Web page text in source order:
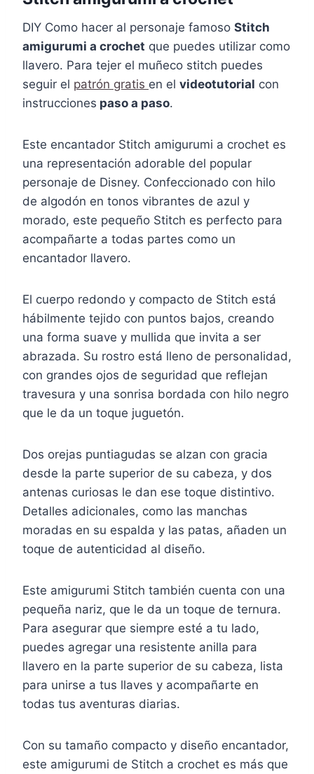
DIY Como hacer al personaje famoso Stitch
amigurumi a crochet que puedes utilizar como
llavero. Para tejer el muñeco stitch puedes
seguir el patrón gratis en el videotutorial con
instrucciones paso a paso.
Este encantador Stitch amigurumi a crochet es
una representación adorable del popular
personaje de Disney. Confeccionado con hilo
de algodón en tonos vibrantes de azul y
morado, este pequeño Stitch es perfecto para
acompañarte a todas partes como un
encantador llavero.
El cuerpo redondo y compacto de Stitch está
hábilmente tejido con puntos bajos, creando
una forma suave y mullida que invita a ser
abrazada. Su rostro está lleno de personalidad,
con grandes ojos de seguridad que reflejan
travesura y una sonrisa bordada con hilo negro
que le da un toque juguetón.
Dos orejas puntiagudas se alzan con gracia
desde la parte superior de su cabeza, y dos
antenas curiosas le dan ese toque distintivo.
Detalles adicionales, como las manchas
moradas en su espalda y las patas, añaden un
toque de autenticidad al diseño.
Este amigurumi Stitch también cuenta con una
pequeña nariz, que le da un toque de ternura.
Para asegurar que siempre esté a tu lado,
puedes agregar una resistente anilla para
llavero en la parte superior de su cabeza, lista
para unirse a tus llaves y acompañarte en
todas tus aventuras diarias.
Con su tamaño compacto y diseño encantador,
este amigurumi de Stitch a crochet es más que